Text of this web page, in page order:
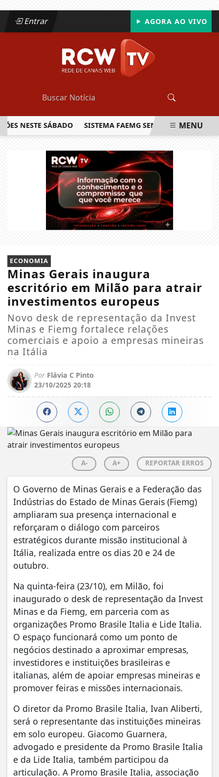
Entrar AGORA AO VIVO
SÁBADO SISTEMA FAEMG SENAR LANÇA OMENU
ECONOMIA
Minas Gerais inaugura
escritório em Milão para atrair
investimentos europeus
Novo desk de representação da Invest
Minas e Fiemg fortalece relações
comerciais e apoio a empresas mineiras
na Itália
Por Flávia C Pinto
23/10/2025 20:18
A- A+ REPORTAR ERROS
O Governo de Minas Gerais e a Federação das
Indústrias do Estado de Minas Gerais (Fiemg)
ampliaram sua presença internacional e
reforçaram o diálogo com parceiros
estratégicos durante missão institucional à
Itália, realizada entre os dias 20 e 24 de
outubro.
Na quinta-feira (23/10), em Milão, foi
inaugurado o desk de representação da Invest
Minas e da Fiemg, em parceria com as
organizações Promo Brasile Italia e Lide Italia.
O espaço funcionará como um ponto de
negócios destinado a aproximar empresas,
investidores e instituições brasileiras e
italianas, além de apoiar empresas mineiras e
promover feiras e missões internacionais.
O diretor da Promo Brasile Italia, Ivan Aliberti,
será o representante das instituições mineiras
em solo europeu. Giacomo Guarnera,
advogado e presidente da Promo Brasile Italia
e da Lide Italia, também participou da
articulação. A Promo Brasile Italia, associação